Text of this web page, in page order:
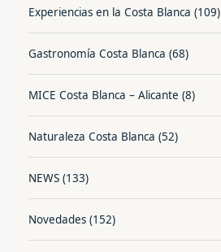
Experiencias en la Costa Blanca (109)
Gastronomía Costa Blanca (68)
MICE Costa Blanca – Alicante (8)
Naturaleza Costa Blanca (52)
NEWS (133)
Novedades (152)